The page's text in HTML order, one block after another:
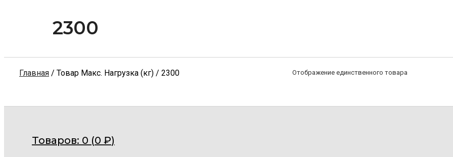
2300
Главная / Товар Макс. Нагрузка (кг) / 2300 Отображение единственного товара
Товаров: 0 (0 ₽)